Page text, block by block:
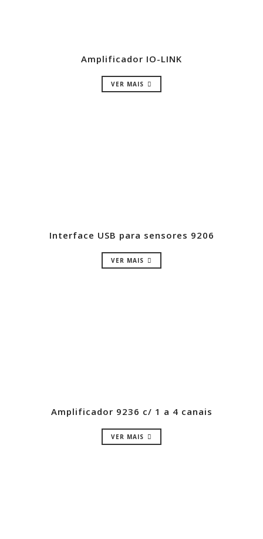
Amplificador IO-LINK
VER MAIS
Interface USB para sensores 9206
VER MAIS
Amplificador 9236 c/ 1 a 4 canais
VER MAIS